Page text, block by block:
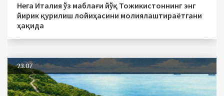
Нега Италия ўз маблағи йўқ Тожикистоннинг энг
йирик қурилиш лойиҳасини молиялаштираётгани
ҳақида
23.07